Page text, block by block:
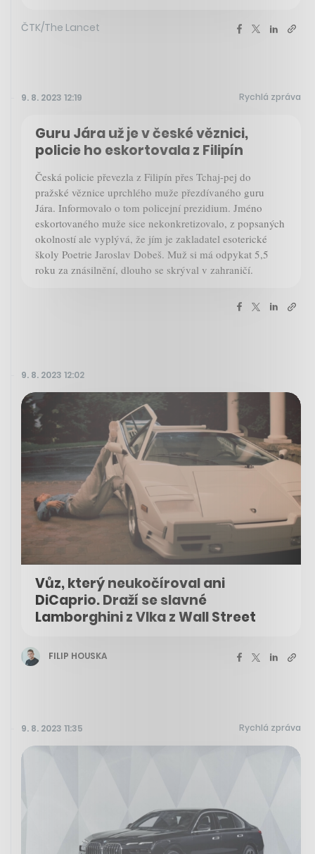
ČTK/The Lancet
9. 8. 2023 12:19 Rychlá zpráva
Guru Jára už je v české věznici,
policie ho eskortovala z Filipín
Česká policie převezla z Filipín přes Tchaj-pej do
pražské věznice uprchlého muže přezdívaného guru
Jára. Informovalo o tom policejní prezidium. Jméno
eskortovaného muže sice nekonkretizovalo, z popsaných
okolností ale vyplývá, že jím je zakladatel esoterické
školy Poetrie Jaroslav Dobeš. Muž si má odpykat 5,5
roku za znásilnění, dlouho se skrýval v zahraničí.
9. 8. 2023 12:02
Vůz, který neukočíroval ani
DiCaprio. Draží se slavné
Lamborghini z Vlka z Wall Street
FILIP HOUSKA
9. 8. 2023 11:35 Rychlá zpráva